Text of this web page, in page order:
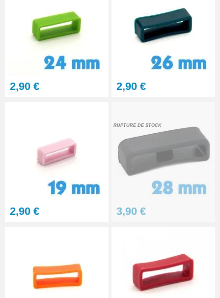
2,90 € 2,90 €
2,90 €
RUPTURE DE STOCK
3,90 €